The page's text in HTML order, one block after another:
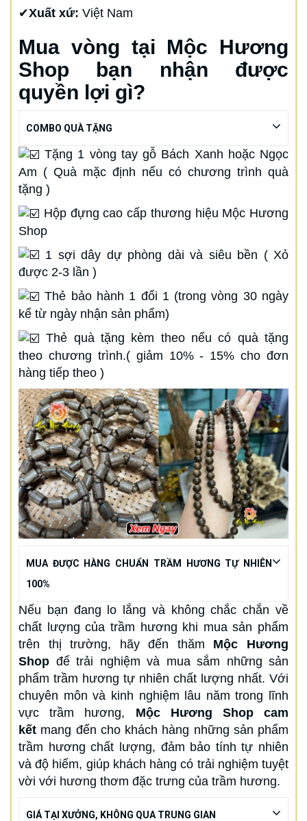
✔Xuất xứ: Việt Nam
Mua vòng tại Mộc Hương
Shop bạn nhận được
quyền lợi gì?
COMBO QUÀ TẶNG
Tặng 1 vòng tay gỗ Bách Xanh hoặc Ngọc
Am ( Quà mặc định nếu có chương trình quà
tặng )
Hộp đựng cao cấp thương hiệu Mộc Hương
Shop
1 sợi dây dự phòng dài và siêu bền ( Xỏ
được 2-3 lần )
Thẻ bảo hành 1 đổi 1 (trong vòng 30 ngày
kể từ ngày nhận sản phẩm)
Thẻ quà tặng kèm theo nếu có quà tặng
theo chương trình.( giảm 10% - 15% cho đơn
hàng tiếp theo )
MUA ĐƯỢC HÀNG CHUẨN TRẦM HƯƠNG TỰ NHIÊN
100%
Nếu bạn đang lo lắng và không chắc chắn về
chất lượng của trầm hương khi mua sản phẩm
trên thị trường, hãy đến thăm Mộc Hương
Shop để trải nghiệm và mua sắm những sản
phẩm trầm hương tự nhiên chất lượng nhất. Với
chuyên môn và kinh nghiệm lâu năm trong lĩnh
vực trầm hương, Mộc Hương Shop cam
kết mang đến cho khách hàng những sản phẩm
trầm hương chất lượng, đảm bảo tính tự nhiên
và độ hiếm, giúp khách hàng có trải nghiệm tuyệt
vời với hương thơm đặc trưng của trầm hương.
GIÁ TẠI XƯỞNG, KHÔNG QUA TRUNG GIAN